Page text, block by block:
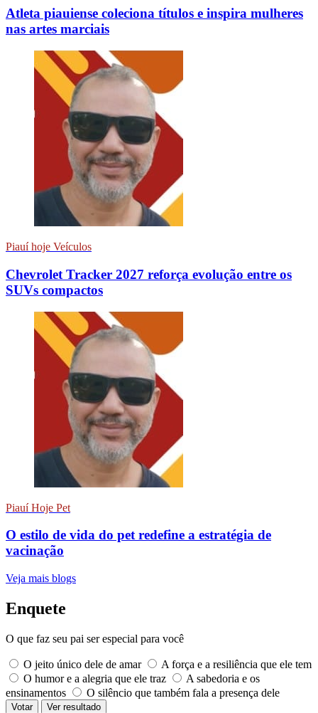
Atleta piauiense coleciona títulos e inspira mulheres
nas artes marciais
Piauí hoje Veículos
Chevrolet Tracker 2027 reforça evolução entre os
SUVs compactos
Piauí Hoje Pet
O estilo de vida do pet redefine a estratégia de
vacinação
Veja mais blogs
Enquete
O que faz seu pai ser especial para você
O jeito único dele de amar
A força e a resiliência que ele tem
O humor e a alegria que ele traz
A sabedoria e os
ensinamentos
O silêncio que também fala a presença dele
Votar Ver resultado